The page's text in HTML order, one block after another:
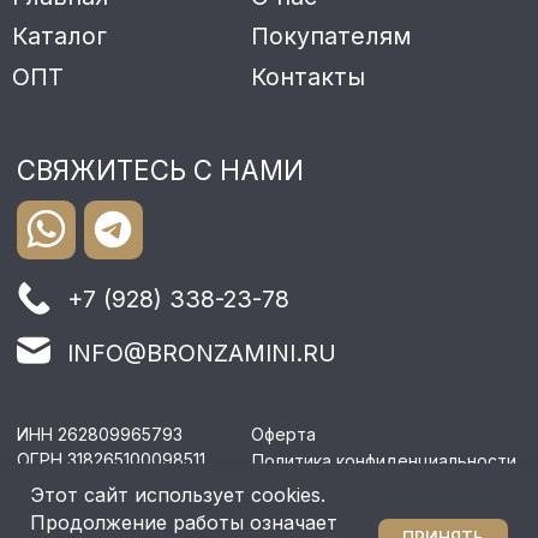
Этот сайт использует cookies.
Продолжение работы означает